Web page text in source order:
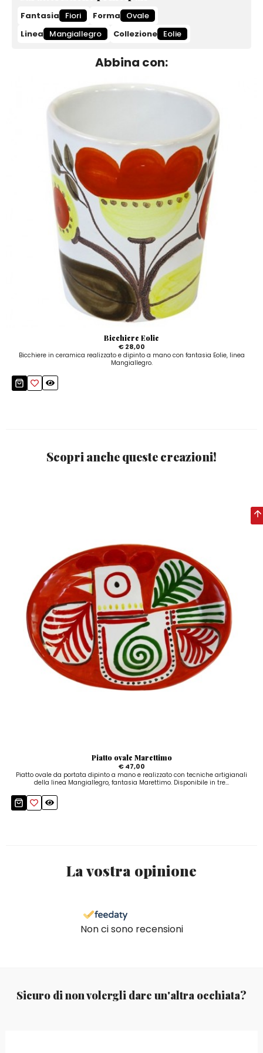
Fantasia Fiori Forma
Ovale
Linea
Mangiallegro Collezione Eolie
Abbina con:
Bicchiere Eolie
€ 28,00
Bicchiere in ceramica realizzato e dipinto a mano con fantasia Eolie, linea
Mangiallegro.
Scopri anche queste creazioni!
Piatto ovale Marettimo
€ 47,00
Piatto ovale da portata dipinto a mano e realizzato con tecniche artigianali
della linea Mangiallegro, fantasia Marettimo. Disponibile in tre...
La vostra opinione
Non ci sono recensioni
Sicuro di non volergli dare un'altra occhiata?